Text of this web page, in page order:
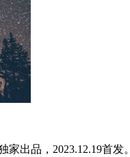
出品，2023.12.19首发。